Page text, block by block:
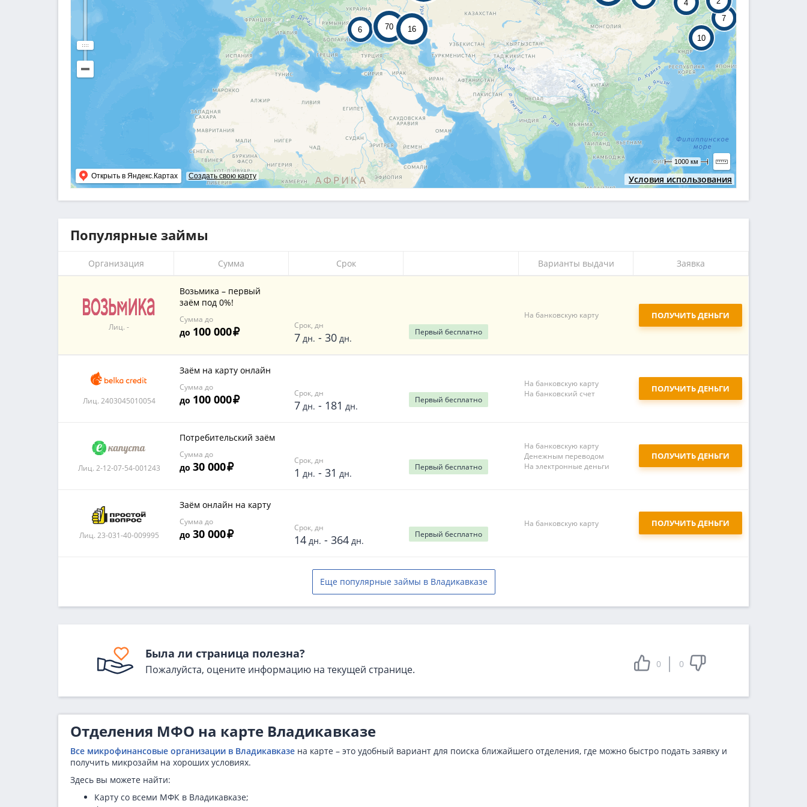
Условия использования
Открыть в Яндекс.Картах Создать свою карту
1000 км
6 70 16
4
10
7
Популярные займы
Организация Сумма Срок Варианты выдачи Заявка
Лиц. -
Возьмика – первый
заём под 0%!
Сумма до
до 100 000 Срок, дн
7 дн. - 30 дн.
Первый бесплатно
На банковскую карту ПОЛУЧИТЬ ДЕНЬГИ
Лиц. 2403045010054
Заём на карту онлайн
Сумма до
до 100 000 Срок, дн
7 дн. - 181 дн.
Первый бесплатно
На банковскую карту
На банковский счет
ПОЛУЧИТЬ ДЕНЬГИ
Лиц. 2-12-07-54-001243
Потребительский заём
Сумма до
до 30 000 Срок, дн
1 дн. - 31 дн.
Первый бесплатно
На банковскую карту
Денежным переводом
На электронные деньги
ПОЛУЧИТЬ ДЕНЬГИ
Лиц. 23-031-40-009995
Заём онлайн на карту
Сумма до
до 30 000 Срок, дн
14 дн. - 364 дн.
Первый бесплатно
На банковскую карту ПОЛУЧИТЬ ДЕНЬГИ
Еще популярные займы в Владикавказе
Была ли страница полезна?
Пожалуйста, оцените информацию на текущей странице. 0 0
Отделения МФО на карте Владикавказе
Все микрофинансовые организации в Владикавказе на карте – это удобный вариант для поиска ближайшего отделения, где можно быстро подать заявку и
получить микрозайм на хороших условиях.
Здесь вы можете найти:
Карту со всеми МФК в Владикавказе;